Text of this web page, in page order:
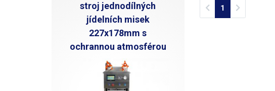
stroj jednodílných
jídelních misek
227x178mm s
ochrannou atmosférou
Previous
1 Next